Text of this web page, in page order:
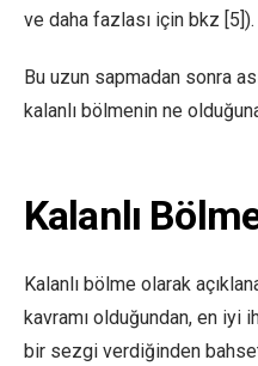
ve daha fazlası için bkz [5]).
Bu uzun sapmadan sonra
kalanlı bölmenin ne
Kalanlı
Kalanlı bölme olarak
kavramı olduğundan, en iyi
bir sezgi verdiğinden